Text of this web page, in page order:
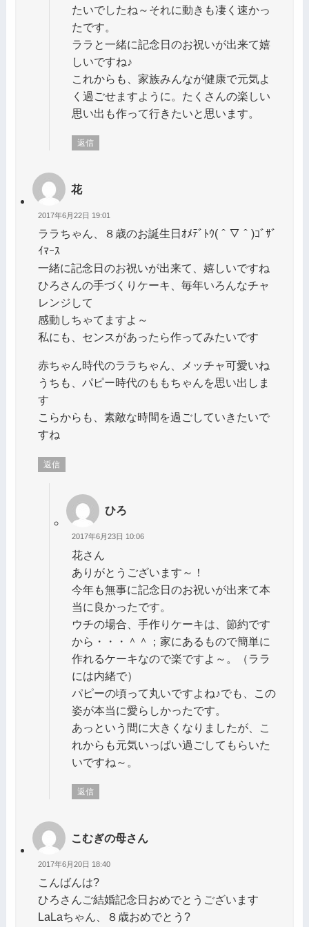
たいでしたね～それに動きも凄く速かっ
たです。
ララと一緒に記念日のお祝いが出来て嬉
しいですね♪
これからも、家族みんなが健康で元気よ
く過ごせますように。たくさんの楽しい
思い出も作って行きたいと思います。
返信
花
2017年6月22日 19:01
ララちゃん、８歳のお誕生日ｵﾒﾃﾞﾄｳ(＾▽＾)ｺﾞｻﾞ
ｲﾏｰｽ
一緒に記念日のお祝いが出来て、嬉しいですね
ひろさんの手づくりケーキ、毎年いろんなチャ
レンジして
感動しちゃてますよ～
私にも、センスがあったら作ってみたいです
赤ちゃん時代のララちゃん、メッチャ可愛いね
うちも、パピー時代のももちゃんを思い出しま
す
こらからも、素敵な時間を過ごしていきたいで
すね
返信
ひろ
2017年6月23日 10:06
花さん
ありがとうございます～！
今年も無事に記念日のお祝いが出来て本
当に良かったです。
ウチの場合、手作りケーキは、節約です
から・・・＾＾；家にあるもので簡単に
作れるケーキなので楽ですよ～。（ララ
には内緒で）
パピーの頃って丸いですよね♪でも、この
姿が本当に愛らしかったです。
あっという間に大きくなりましたが、こ
れからも元気いっぱい過ごしてもらいた
いですね～。
返信
こむぎの母さん
2017年6月20日 18:40
こんばんは?
ひろさんご結婚記念日おめでとうございます
LaLaちゃん、８歳おめでとう?